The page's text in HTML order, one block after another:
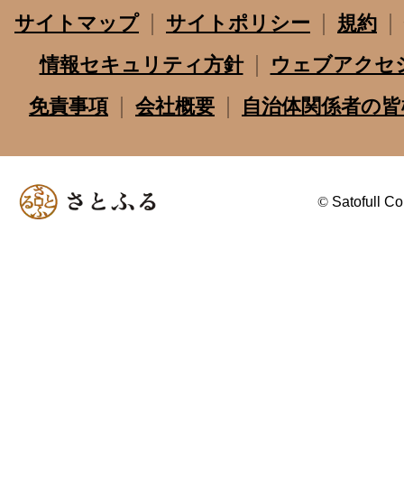
サイトマップ サイトポリシー
規約
情報セキュリティ方針
ウェブアクセ
免責事項
会社概要 自治体関係者の
© Satofull